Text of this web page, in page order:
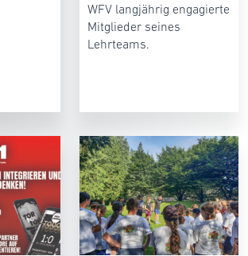
WFV langjährig engagierte
Mitglieder seines
Lehrteams.